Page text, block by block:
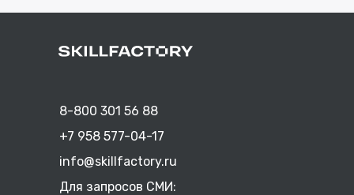
8-800 301 56 88
+7 958 577-04-17
info@skillfactory.ru
Для запросов СМИ: